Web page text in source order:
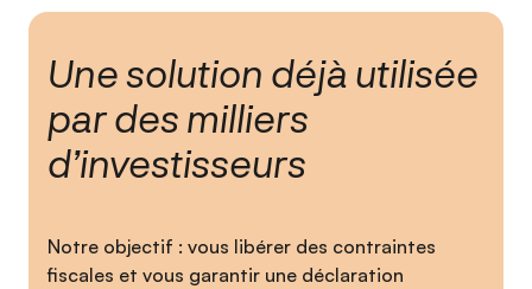
Une solution déjà utilisée
par des milliers
d’investisseurs
Notre objectif : vous libérer des contraintes
fiscales et vous garantir une déclaration